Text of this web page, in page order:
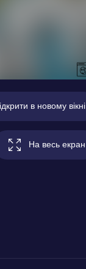
в новому вікні
На весь екран